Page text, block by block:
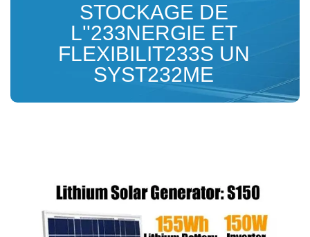
STOCKAGE DE
L''233NERGIE ET
FLEXIBILIT233S UN
SYST232ME